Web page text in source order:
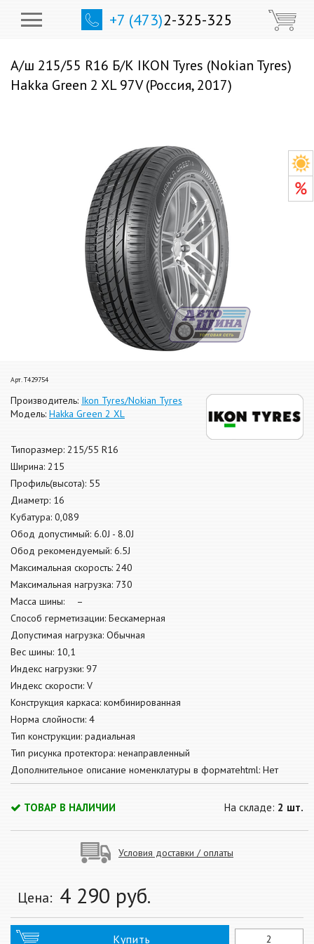
+7 (473)2-325-325
А/ш 215/55 R16 Б/К IKON Tyres (Nokian Tyres)
Hakka Green 2 XL 97V (Россия, 2017)
Арт. T429754
Производитель: Ikon Tyres/Nokian Tyres
Модель: Hakka Green 2 XL
Типоразмер: 215/55 R16
Ширина: 215
Профиль(высота): 55
Диаметр: 16
Кубатура: 0,089
Обод допустимый: 6.0J - 8.0J
Обод рекомендуемый: 6.5J
Максимальная скорость: 240
Максимальная нагрузка: 730
Масса шины: –
Способ герметизации: Бескамерная
Допустимая нагрузка: Обычная
Вес шины: 10,1
Индекс нагрузки: 97
Индекс скорости: V
Конструкция каркаса: комбинированная
Норма слойности: 4
Тип конструкции: радиальная
Тип рисунка протектора: ненаправленный
Дополнительное описание номенклатуры в форматеhtml: Нет
ТОВАР В НАЛИЧИИ На складе: 2 шт.
Условия доставки / оплаты
Цена: 4 290 руб.
Купить